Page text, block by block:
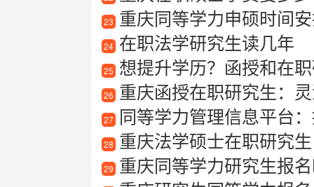
23 重庆同等学力申硕时间
24 在职法学研究生读几年
25 想提升学历？函授和在
26 重庆函授在职研究生：
27 同等学力管理信息平台
28 重庆法学硕士在职研究生
29 重庆同等学力研究生报